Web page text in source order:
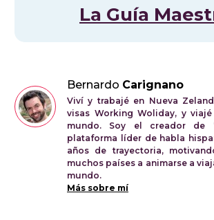
La Guía
Bernardo Carignano
Viví y trabajé en Nueva
visas Working Woliday, y
mundo. Soy el creador de
plataforma líder de habla
años de trayectoria,
muchos países a animarse a
mundo.
Más sobre mí